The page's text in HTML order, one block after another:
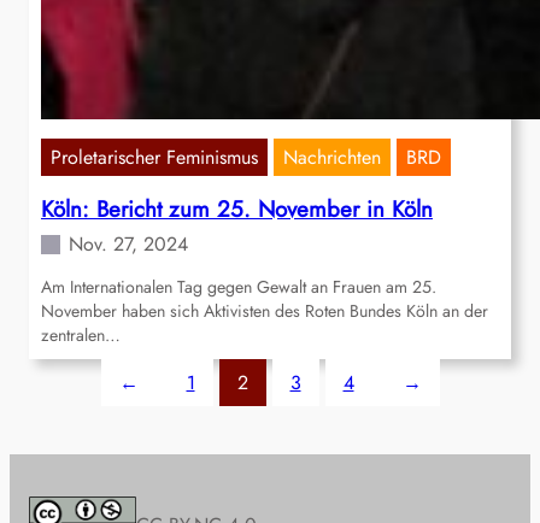
Proletarischer Feminismus Nachrichten BRD
Köln: Bericht zum 25. November in Köln
Nov. 27, 2024
Am Internationalen Tag gegen Gewalt an Frauen am 25.
November haben sich Aktivisten des Roten Bundes Köln an der
zentralen…
← 1 2 3 4 →